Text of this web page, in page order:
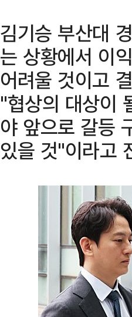
김기승 부산대
는 상황에서 이
어려울 것이고
"협상의 대상이
야 앞으로 갈등
있을 것"이라고